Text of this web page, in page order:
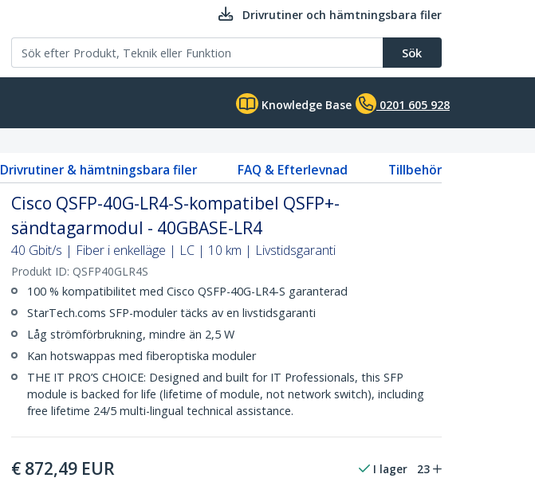
Drivrutiner och hämtningsbara filer
Sök
Knowledge Base 0201 605 928
Drivrutiner & hämtningsbara filer FAQ & Efterlevnad Tillbehör
Cisco QSFP-40G-LR4-S-kompatibel QSFP+-
sändtagarmodul - 40GBASE-LR4
40 Gbit/s | Fiber i enkelläge | LC | 10 km | Livstidsgaranti
Produkt ID: QSFP40GLR4S
100 % kompatibilitet med Cisco QSFP-40G-LR4-S garanterad
StarTech.coms SFP-moduler täcks av en livstidsgaranti
Låg strömförbrukning, mindre än 2,5 W
Kan hotswappas med fiberoptiska moduler
THE IT PRO’S CHOICE: Designed and built for IT Professionals, this SFP
module is backed for life (lifetime of module, not network switch), including
free lifetime 24/5 multi-lingual technical assistance.
€ 872,49 EUR I lager 23